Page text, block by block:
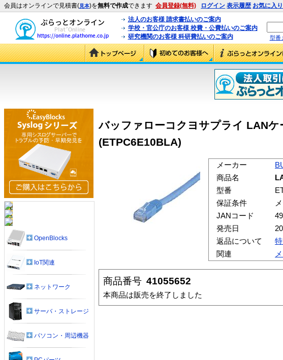
会員はオンラインで見積書(見本)を無料で作成できます 会員登録(無料) ログイン 表示履歴 お気に入
法人のお客様 請求書払いのご案内
学校・官公庁のお客様 校費・公費払いのご案内
研究機関のお客様 科研費払いのご案内
型番
バッファローコクヨサプライ LAN
(ETPC6E10BLA)
メーカー
商品名
型番
保証条件
JANコード
発売日
返品について
関連
商品番号 41055652
本商品は販売を終了しました
OpenBlocks
IoT関連
ネットワーク
サーバ・ストレージ
パソコン・周辺機器